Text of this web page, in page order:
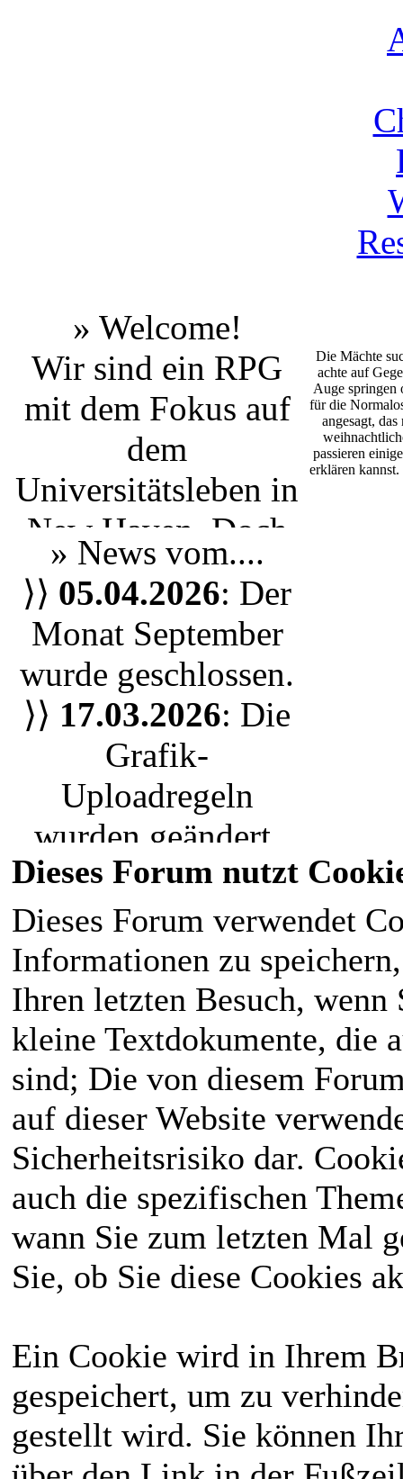
» Welcome!
Wir sind ein RPG
mit dem Fokus auf
dem
Universitätsleben in
New Haven . Doch
egal ob du einen
Studenten aus Yale
spielen möchtest
oder nur einen
Bewohner der Stadt
jeder ist herzlich
eingeladen unserem
RPG Leben
einzuhauchen. Die
magische Welt liegt
für den
Normalbürger im
Verborgenen.
Deswegen kann
man bei uns sowohl
Reallifespielen, als
auch Menschen mit
besonderen
Fähigkeiten. Du
solltest dafür das
18. Lebensjahr
abgeschlossen
haben und reichlich
Die Mächte
achte auf
Auge springen
für die
angesagt,
passieren
erklären
» News vom....
⟩⟩ 05.04.2026: Der
Monat September
wurde geschlossen.
⟩⟩ 17.03.2026: Die
Grafik-
Uploadregeln
wurden geändert.
Wir nutzen nun das
Uploadsystem. Bitte
ladet eure Grafiken
neu hoch.
⟩⟩28.02.2026:
Aktivitätsregeln
wurden festgehalten
und ab heute gibt es
jeden Monat eine
Whitelist.
⟩⟩27.01.2026: Das
wurde einmal
überarbeitet, bitte
schaut erneut
Dieses Forum nutzt
Dieses Forum verwendet
Informationen zu
Ihren letzten Besuch,
kleine Textdokumente, die
sind; Die von diesem
auf dieser Website
Sicherheitsrisiko dar.
auch die spezifischen
wann Sie zum letzten Mal
Sie, ob Sie diese Cookies
Ein Cookie wird in Ihrem
gespeichert, um zu
gestellt wird. Sie können